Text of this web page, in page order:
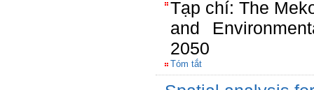
Tạp chí: The
and
2050
Tóm tắt